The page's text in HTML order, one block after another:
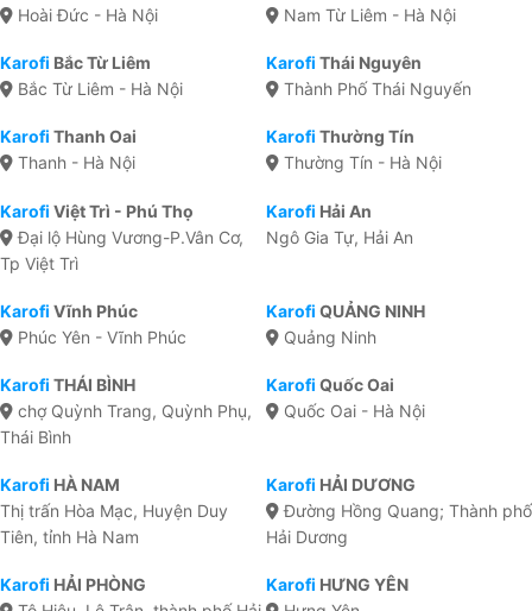
Hoài Đức - Hà Nội
Nam Từ Liêm - Hà Nội
Karofi Bắc Từ Liêm
Bắc Từ Liêm - Hà Nội
Karofi Thái Nguyên
Thành Phố Thái Nguyến
Karofi Thanh Oai
Thanh - Hà Nội
Karofi Thường Tín
Thường Tín - Hà Nội
Karofi Việt Trì - Phú Thọ
Đại lộ Hùng Vương-P.Vân Cơ,
Tp Việt Trì
Karofi Hải An
Ngô Gia Tự, Hải An
Karofi Vĩnh Phúc
Phúc Yên - Vĩnh Phúc
Karofi QUẢNG NINH
Quảng Ninh
Karofi THÁI BÌNH
chợ Quỳnh Trang, Quỳnh Phụ,
Thái Bình
Karofi Quốc Oai
Quốc Oai - Hà Nội
Karofi HÀ NAM
Thị trấn Hòa Mạc, Huyện Duy
Tiên, tỉnh Hà Nam
Karofi HẢI DƯƠNG
Đường Hồng Quang; Thành phố
Hải Dương
Karofi HẢI PHÒNG
Karofi HƯNG YÊN